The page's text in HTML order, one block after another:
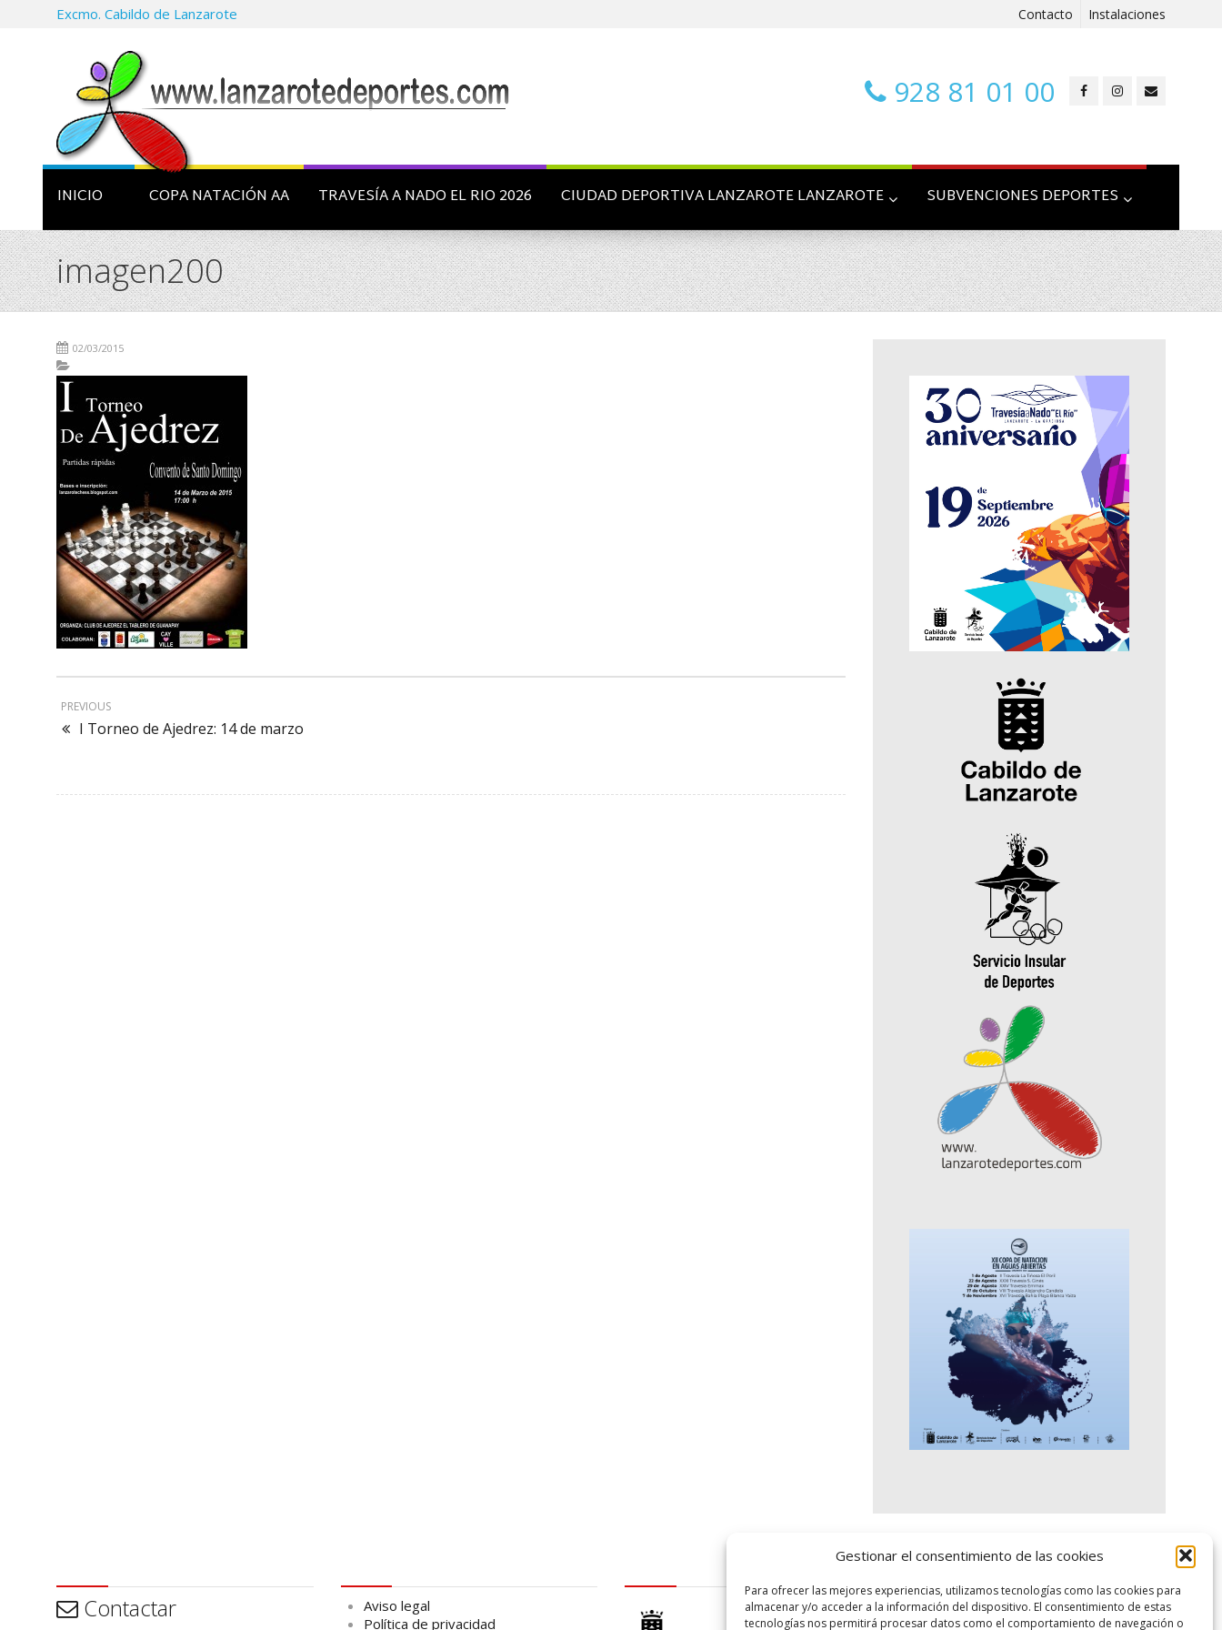
Gestionar el consentimiento de las cookies
Para ofrecer las mejores experiencias, utilizamos tecnologías como las cookies para
almacenar y/o acceder a la información del dispositivo. El consentimiento de estas
tecnologías nos permitirá procesar datos como el comportamiento de navegación o
Excmo. Cabildo de Lanzarote Contacto Instalaciones
928 81 01 00
INICIO COPA NATACIÓN AA TRAVESÍA A NADO EL RIO 2026 CIUDAD DEPORTIVA LANZAROTE LANZAROTE SUBVENCIONES DEPORTES
imagen200
02/03/2015
PREVIOUS
I Torneo de Ajedrez: 14 de marzo
Contactar
Aviso legal
Política de privacidad
logo SID